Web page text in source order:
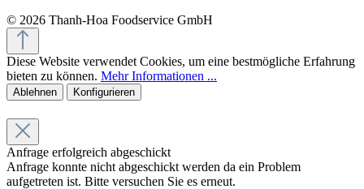
© 2026 Thanh-Hoa Foodservice GmbH
Diese Website verwendet Cookies, um eine bestmögliche Erfahrung
bieten zu können. Mehr Informationen ...
Ablehnen Konfigurieren
Anfrage erfolgreich abgeschickt
Anfrage konnte nicht abgeschickt werden da ein Problem
aufgetreten ist. Bitte versuchen Sie es erneut.